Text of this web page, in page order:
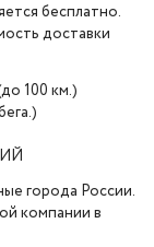
бесплатно.
доставки
100 км.)
города России.
компании в